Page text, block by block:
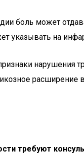
боль может
указывать на
нарушения
расширение
требуют